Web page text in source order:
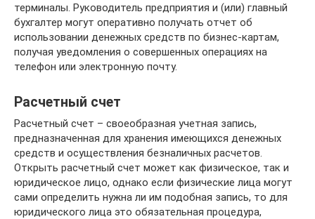
терминалы. Руководитель предприятия и (или) главный
бухгалтер могут оперативно получать отчет об
использовании денежных средств по бизнес-картам,
получая уведомления о совершенных операциях на
телефон или электронную почту.
Расчетный счет
Расчетный счет – своеобразная учетная запись,
предназначенная для хранения имеющихся денежных
средств и осуществления безналичных расчетов.
Открыть расчетный счет может как физическое, так и
юридическое лицо, однако если физические лица могут
сами определить нужна ли им подобная запись, то для
юридического лица это обязательная процедура,